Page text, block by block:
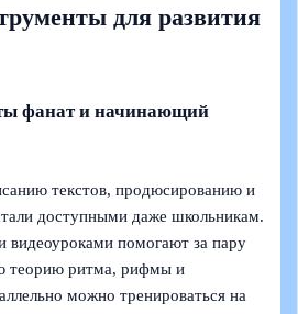
для развития
фанат и начинающий
текстов, продюсированию и
доступными даже школьникам.
видеоуроками помогают за пару
теорию ритма, рифмы и
можно тренироваться на